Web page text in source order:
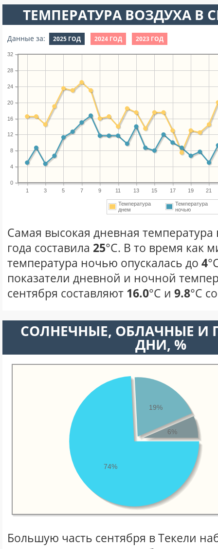
ТЕМПЕРАТУРА ВОЗДУХА В
Данные за: 2025 ГОД 2024 ГОД 2023 ГОД
1 3 5 7 9 11 13 15 17 19 21
0
4
8
12
16
20
24
28
32
Температура
днем
Температура
ночью
Самая высокая дневная температура
года составила 25°С. В то время как
температура ночью опускалась до 4
показатели дневной и ночной
сентября составляют 16.0°С и 9.8°С
CОЛНЕЧНЫЕ, ОБЛАЧНЫЕ И
ДНИ, %
74%
19%
6%
Большую часть сентября в Текели